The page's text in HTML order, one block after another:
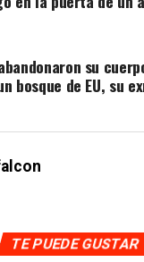
su
bosque de EU, su
TE PUEDE GUSTAR